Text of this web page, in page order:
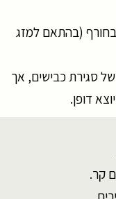
בחורף (בהתאם למזג
סגירת כבישים, אך
דופן.
קר.